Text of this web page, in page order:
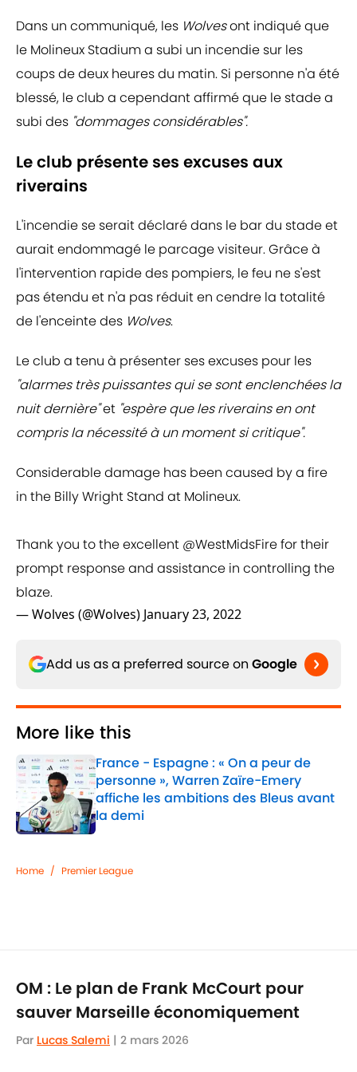
Dans un communiqué, les Wolvesont indiqué que
le Molineux Stadium a subi un incendie sur les
coups de deux heures du matin. Si personne n'a été
blessé, le club a cependant affirmé que le stade a
subi des "dommages considérables".
Le club présente ses excuses aux
riverains
L'incendie se serait déclaré dans le bar du stade et
aurait endommagé le parcage visiteur. Grâce à
l'intervention rapide des pompiers, le feu ne s'est
pas étendu et n'a pas réduit en cendre la totalité
de l'enceinte des Wolves.
Le club a tenu à présenter ses excuses pour les
"alarmes très puissantes qui se sont enclenchées la
nuit dernière"et "espère que les riverains en ont
compris la nécessité à un moment si critique".
Considerable damage has been caused by a fire
in the Billy Wright Stand at Molineux.
Thank you to the excellent @WestMidsFirefor their
prompt response and assistance in controlling the
blaze.
— Wolves (@Wolves) January 23, 2022
Add us as a preferred source on Google
More like this
France - Espagne : « On a peur de
personne », Warren Zaïre-Emery
affiche les ambitions des Bleus avant
la demi
Published by on Invalid Date
Home / Premier League
OM : Le plan de Frank McCourt pour
sauver Marseille économiquement
Par Lucas Salemi | 2 mars 2026